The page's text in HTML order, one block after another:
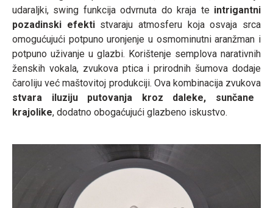
udaraljki, swing funkcija odvrnuta do kraja te intrigantni
pozadinski efektistvaraju atmosferu koja osvaja srca
omogućujući potpuno uronjenje u osmominutni aranžman i
potpuno uživanje u glazbi. Korištenje semplova narativnih
ženskih vokala, zvukova ptica i prirodnih šumova dodaje
čaroliju već maštovitoj produkciji. Ova kombinacija zvukova
stvara iluziju putovanja kroz daleke, sunčane
krajolike, dodatno obogaćujući glazbeno iskustvo.